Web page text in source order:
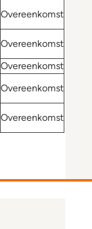
Overeenkomst
Overeenkomst
Overeenkomst
Overeenkomst
Overeenkomst